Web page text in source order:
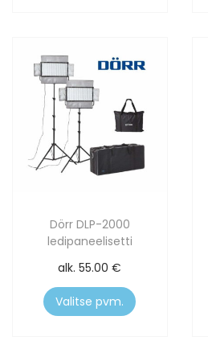
Dörr DLP-2000
ledipaneelisetti
alk.55.00€
Valitse pvm.